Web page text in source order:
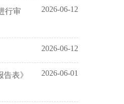
行审
2026-06-12
2026-06-12
表》
2026-06-01